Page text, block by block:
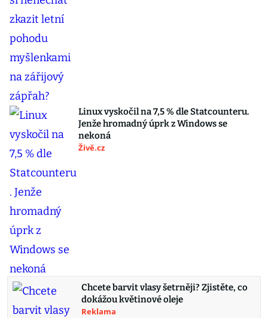
Linux vyskočil na 7,5 % dle Statcounteru.
Jenže hromadný úprk z Windows se
nekoná
Živě.cz
Chcete barvit vlasy šetrněji? Zjistěte, co
dokážou květinové oleje
Reklama